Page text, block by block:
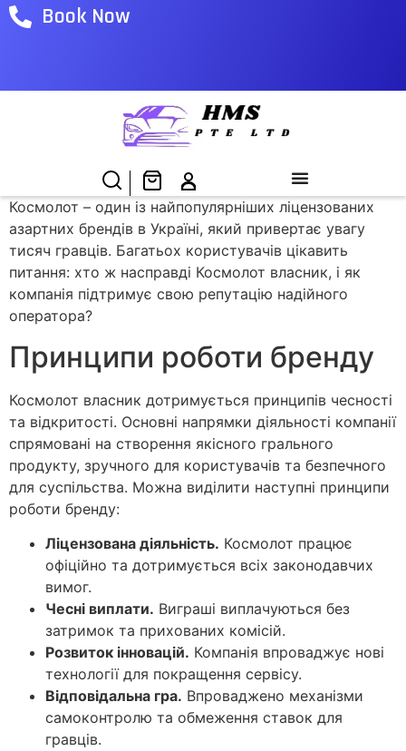
Book Now
Космолот – один із найпопулярніших ліцензованих
азартних брендів в Україні, який привертає увагу
тисяч гравців. Багатьох користувачів цікавить
питання: хто ж насправді Космолот власник, і як
компанія підтримує свою репутацію надійного
оператора?
Принципи роботи бренду
Космолот власник дотримується принципів чесності
та відкритості. Основні напрямки діяльності компанії
спрямовані на створення якісного грального
продукту, зручного для користувачів та безпечного
для суспільства. Можна виділити наступні принципи
роботи бренду:
Ліцензована діяльність. Космолот працює
офіційно та дотримується всіх законодавчих
вимог.
Чесні виплати. Виграші виплачуються без
затримок та прихованих комісій.
Розвиток інновацій. Компанія впроваджує нові
технології для покращення сервісу.
Відповідальна гра. Впроваджено механізми
самоконтролю та обмеження ставок для
гравців.